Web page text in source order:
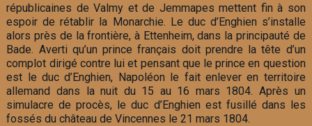
républicaines de Valmy et de Jemmapes mettent fin à son
espoir de rétablir la Monarchie. Le duc d’Enghien s’installe
alors près de la frontière, à Ettenheim, dans la principauté de
Bade. Averti qu’un prince français doit prendre la tête d’un
complot dirigé contre lui et pensant que le prince en question
est le duc d’Enghien, Napoléon le fait enlever en territoire
allemand dans la nuit du 15 au 16 mars 1804. Après un
simulacre de procès, le duc d’Enghien est fusillé dans les
fossés du château de Vincennes le 21 mars 1804.